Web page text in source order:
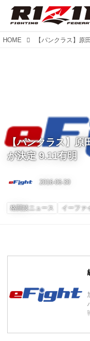
HOME
【パンクラス】
が決定 9.11有明
2016-06-30
格闘技ニュース イーファ